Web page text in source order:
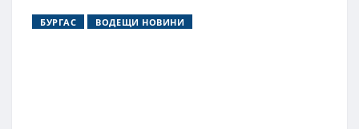
БУРГАС ВОДЕЩИ НОВИНИ